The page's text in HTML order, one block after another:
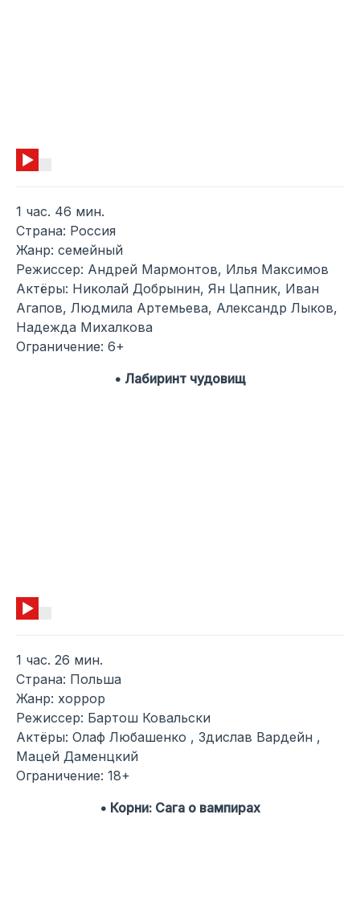
1 час. 46 мин.
Страна: Россия
Жанр: семейный
Режиссер: Андрей Мармонтов, Илья Максимов
Актёры: Николай Добрынин, Ян Цапник, Иван
Агапов, Людмила Артемьева, Александр Лыков,
Надежда Михалкова
Ограничение: 6+
• Лабиринт чудовищ
1 час. 26 мин.
Страна: Польша
Жанр: хоррор
Режиссер: Бартош Ковальски
Актёры: Олаф Любашенко , Здислав Вардейн ,
Мацей Даменцкий
Ограничение: 18+
• Корни: Сага о вампирах